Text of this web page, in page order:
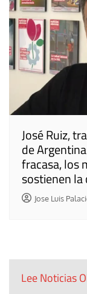
José Ruiz,
de
fracasa, los
sostienen
Jose Luis
Lee Noticias